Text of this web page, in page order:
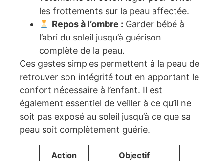
les frottements sur la peau affectée.
Repos à l’ombre : Garder bébé à
l’abri du soleil jusqu’à guérison
complète de la peau.
Ces gestes simples permettent à la peau de
retrouver son intégrité tout en apportant le
confort nécessaire à l’enfant. Il est
également essentiel de veiller à ce qu’il ne
soit pas exposé au soleil jusqu’à ce que sa
peau soit complètement guérie.
Action Objectif